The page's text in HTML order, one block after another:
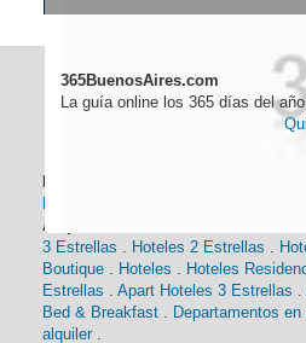
365BuenosAires.com
La guía online los 365 días del año
Alojamiento:
3 Estrellas
Hoteles 2 Estrellas
Boutique
Hoteles Hoteles
Estrellas
Apart Hoteles 3 Estrellas
Bed & Breakfast
Departamentos en
alquiler